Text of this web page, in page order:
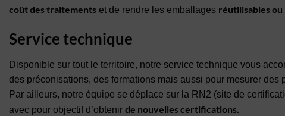
coût des traitements et de rendre les emballages réutilisables ou
Service technique
Disponible sur tout le territoire, notre service technique vous
des préconisations, des formations mais aussi pour mesurer des
Par ailleurs, notre équipe se déplace sur la RN2 (site de
avec pour objectif d’obtenir de nouvelles certifications.